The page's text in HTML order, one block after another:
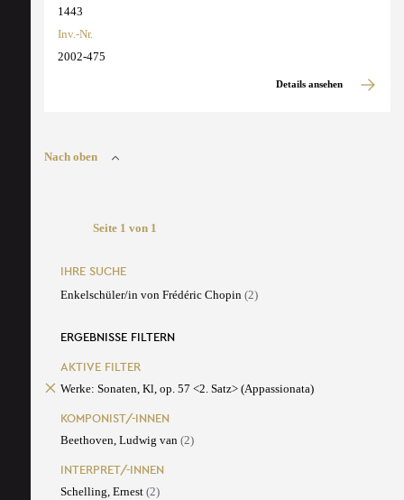
1443
Inv.-Nr.
2002-475
Details ansehen
Nach oben
Seite 1 von 1
IHRE SUCHE
Enkelschüler/in von Frédéric Chopin (2)
ERGEBNISSE FILTERN
AKTIVE FILTER
Werke: Sonaten, Kl, op. 57 <2. Satz> (Appassionata)
KOMPONIST/-INNEN
Beethoven, Ludwig van (2)
INTERPRET/-INNEN
Schelling, Ernest (2)